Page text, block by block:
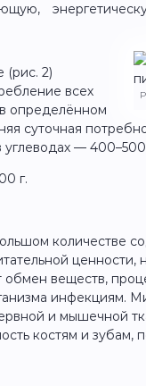
(рис. 2)
всех
определённом
суточная
углеводах — 400–500
г.
количестве
ценности,
обмен веществ,
инфекциям.
и мышечной
костям и